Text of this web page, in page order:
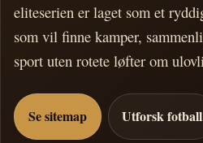
eliteserien er laget som et
som vil finne kamper,
sport uten rotete løfter om
Se sitemap Utforsk fotball